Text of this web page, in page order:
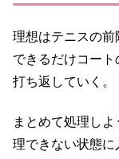
理想はテニスの前
できるだけコー
打ち返していく。
まとめて処理し
理できない状態に